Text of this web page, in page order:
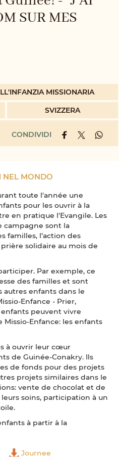
SUR MES
MISSIONARIA
SVIZZERA
CONDIVIDI
NEL MONDO
toute l'année une
pour les ouvrir à la
en pratique l'Evangile. Les
campagne sont la
familles, l’action des
solidaire au mois de
Par exemple, ce
des familles et sont
autres enfants dans le
Enfance - Prier,
peuvent vivre
Enfance: les enfants
à ouvrir leur cœur
de Guinée-Conakry. Ils
de fonds pour des projets
projets similaires dans le
vente de chocolat et de
soins, participation à un
à partir à la
Journee